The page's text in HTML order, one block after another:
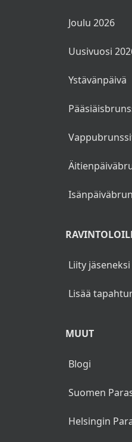
Joulu 2026
Uusivuosi
Ystävänpäivä
Liity jäseneksi
Lisää
MUUT
Blogi
Suomen
Helsingin